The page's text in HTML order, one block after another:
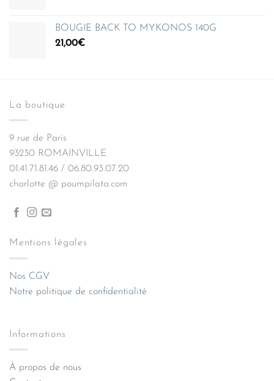
BOUGIE BACK TO MYKONOS 140G
21,00€
La boutique
9 rue de Paris
93230 ROMAINVILLE
01.41.71.81.46 / 06.80.93.07.20
charlotte @ poumpilata.com
Mentions légales
Nos CGV
Notre politique de confidentialité
Informations
À propos de nous